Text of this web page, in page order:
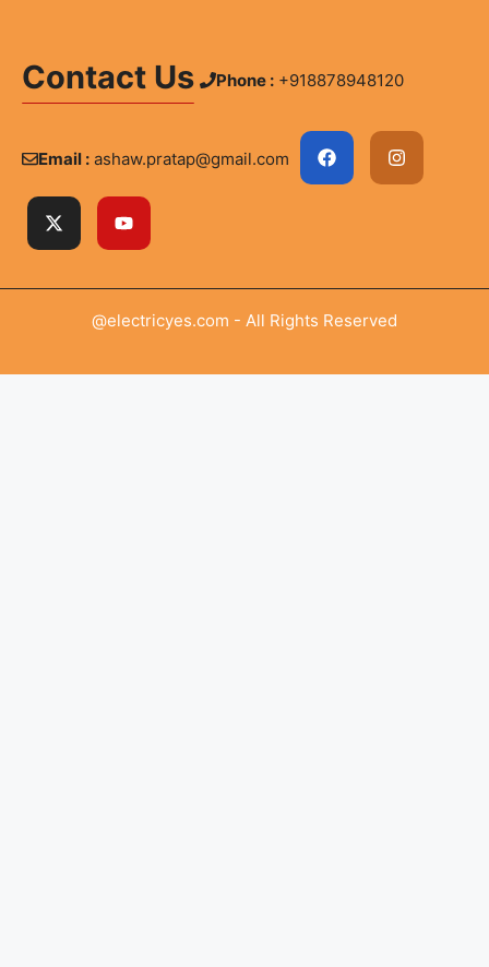
Contact Us Phone : +918878948120
Email : ashaw.pratap@gmail.com
@electricyes.com - All Rights Reserved